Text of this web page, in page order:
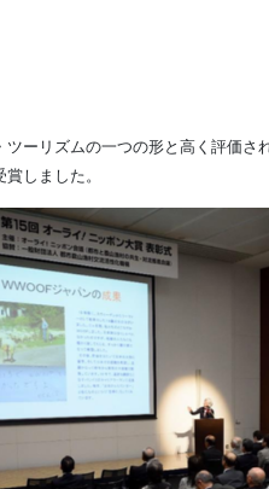
ーリズムの一つの形と高く評価さ
しました。